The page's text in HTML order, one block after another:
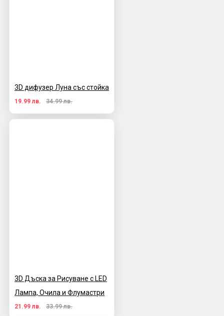
3D дифузер Луна със стойка
19.99 лв. 34.99 лв.
3D Дъска за Рисуване с LED
Лампа, Очила и Флумастри
21.99 лв. 33.99 лв.